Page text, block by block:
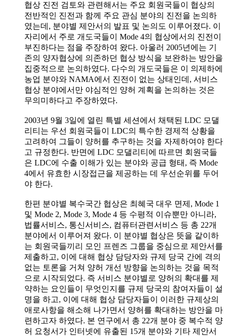
협상 진전 검토와 관련해서는 주요 회원국들이 협상의
전반적인 진전과 함께 주요 관심 분야의 진전을 논의하
였는데, 분야별 제안서의 발표 및 논의도 이루어졌다. 이
자리에서 주로 개도국들이 Mode 4의 협상에서의 진전이
부진하다는 점을 주장하여 왔다. 아울러 2005년에는 기
존의 양자협상에 의존하던 협상 방식을 보완하는 방안을
집중적으로 논의하였다. 다수의 개도국들은 이 의제하에
농업 분야와 NAMA에서 진전이 없는 상태인데, 서비스
협상 분야에서만 야심적인 양허 계획을 논의하는 것은
무의미하다고 주장하였다.
2003년 9월 3일에 열린 특별 세션에서 채택된 LDC 모댈
리티는 우선 회원국들이 LDC의 특수한 경제적 상황을
고려하여 그들이 양허를 추구하는 것을 자제하여야 한다
고 규정한다. 반면에 LDC 모댈리티에 따르면 회원국들
은 LDC에 수출 이해가 있는 분야와 공급 형태, 즉 Mode
4에서 유효한 시장접근을 제공하는 데 우선순위를 두어
야 한다.
한편 분야별 복수국간 협상은 최혜국 대우 면제, Mode 1
및 Mode 2, Mode 3, Mode 4 등 수평적 이슈뿐만 아니라,
법률서비스, 통신서비스, 컴퓨터관련서비스 등 총 22개
분야에서 이루어져 왔다. 이 분야별 협상은 뜻을 같이하
는 회원국들끼리 모인 프렌즈 그룹을 중심으로 제안서를
제출하고, 이에 대해 협상 담당자와 규제 당국 간에 격의
없는 토론을 거쳐 양허 개선 방향을 논의하는 것을 목적
으로 시작되었다. 즉 서비스 분야별로 양허의 확대를 제
약하는 요인들이 무엇인지를 규제 당국의 참여자들이 설
명을 하고, 이에 대해 협상 담당자들이 이러한 규제상의
애로사항을 해소해 나가면서 양허를 확대하는 방안을 마
련하고자 하였다. 본 연구에서 총 22개 분야 중 복수적 양
허 요청서가 인터넷에 유출된 15개 분야와 기타 제안서